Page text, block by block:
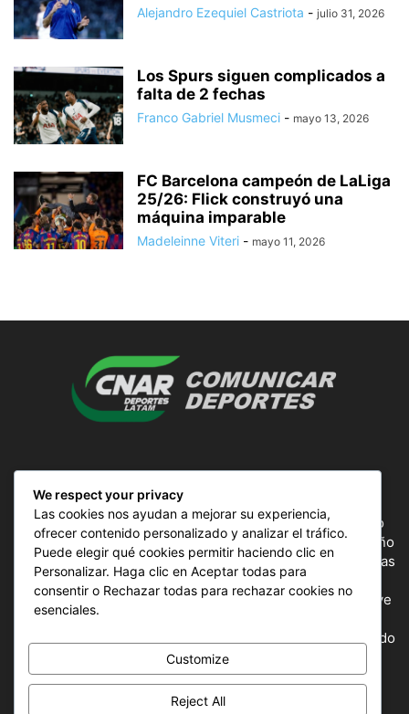
Alejandro Ezequiel Castriota - julio 31, 2026
Los Spurs siguen complicados a
falta de 2 fechas
Franco Gabriel Musmeci - mayo 13, 2026
FC Barcelona campeón de LaLiga
25/26: Flick construyó una
máquina imparable
Madeleinne Viteri - mayo 11, 2026
ComunicAr Deportes es un proyecto de noticias creado
por el director y Productor argentino Ale Gordillo en el año
2018, perteneciente a CnAr Latam y MS Interactiva noticias
deportivas de todo el continente latinoamericano y el
mundo, todos los deportes en un solo sitio, donde se vive
la pasión por esta actividad, nuestros periodistas
capacitados para mostrar la información precisa del mundo
deportivo.
We respect your privacy
Las cookies nos ayudan a mejorar su experiencia,
ofrecer contenido personalizado y analizar el tráfico.
Puede elegir qué cookies permitir haciendo clic en
Personalizar. Haga clic en Aceptar todas para
consentir o Rechazar todas para rechazar cookies no
esenciales.
Customize
Reject All